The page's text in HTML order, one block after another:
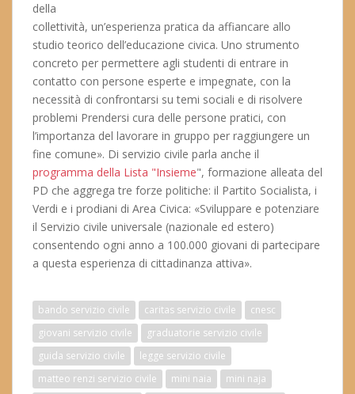
della
collettività, un’esperienza pratica da affiancare allo
studio teorico dell’educazione civica. Uno strumento
concreto per permettere agli studenti di entrare in
contatto con persone esperte e impegnate, con la
necessità di confrontarsi su temi sociali e di risolvere
problemi Prendersi cura delle persone pratici, con
l’importanza del lavorare in gruppo per raggiungere un
fine comune». Di servizio civile parla anche il
programma della Lista "Insieme", formazione alleata del
PD che aggrega tre forze politiche: il Partito Socialista, i
Verdi e i prodiani di Area Civica: «Sviluppare e potenziare
il Servizio civile universale (nazionale ed estero)
consentendo ogni anno a 100.000 giovani di partecipare
a questa esperienza di cittadinanza attiva».
bando servizio civile caritas servizio civile
cnesc
giovani servizio civile
graduatorie servizio civile
guida servizio civile
legge servizio civile
matteo renzi servizio civile
mini naia
mini naja